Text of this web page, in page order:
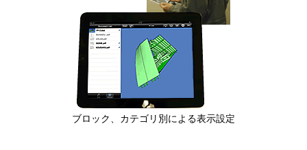
ブロック、カテゴリ別による表示設定